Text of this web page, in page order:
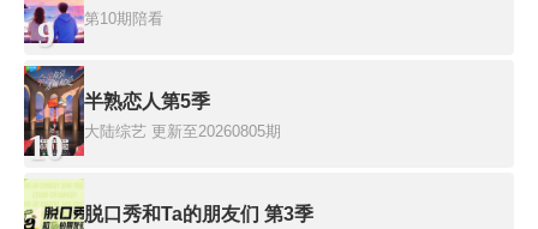
9 第10期陪看
10
半熟恋人第5季
大陆综艺 更新至20260805期
脱口秀和Ta的朋友们 第3季